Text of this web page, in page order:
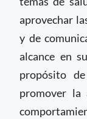
aprovechar
y de
alcance en
propósito
promover la